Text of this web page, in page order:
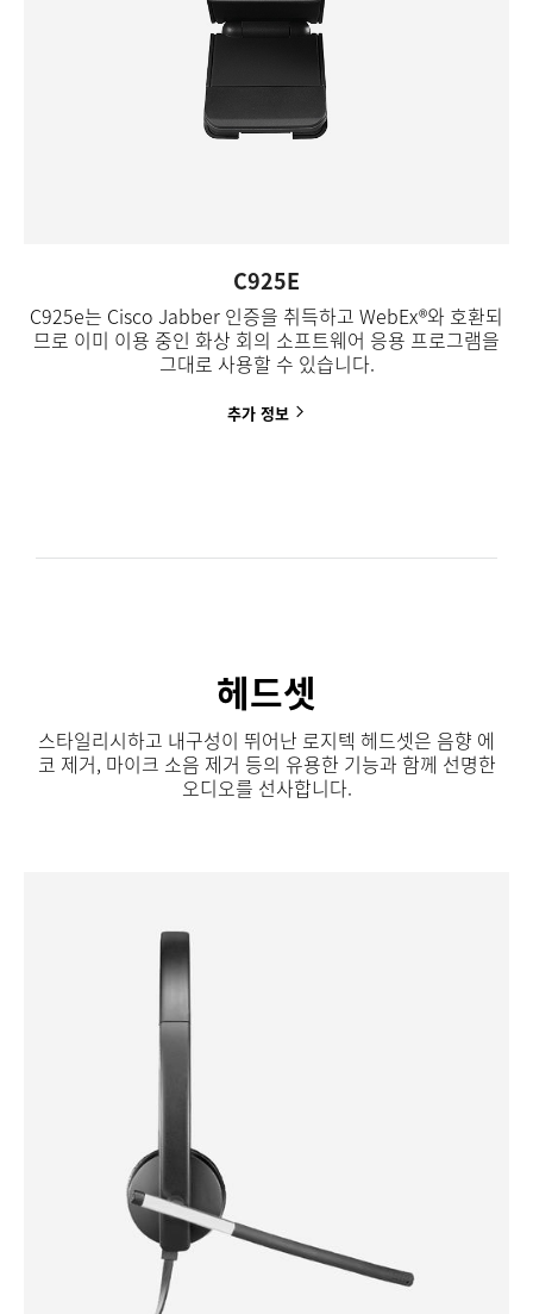
C925E
C925e는 Cisco Jabber 인증을 취득하고 WebEx®와 호환되
므로 이미 이용 중인 화상 회의 소프트웨어 응용 프로그램을
그대로 사용할 수 있습니다.
추가 정보
헤드셋
스타일리시하고 내구성이 뛰어난 로지텍 헤드셋은 음향 에
코 제거, 마이크 소음 제거 등의 유용한 기능과 함께 선명한
오디오를 선사합니다.